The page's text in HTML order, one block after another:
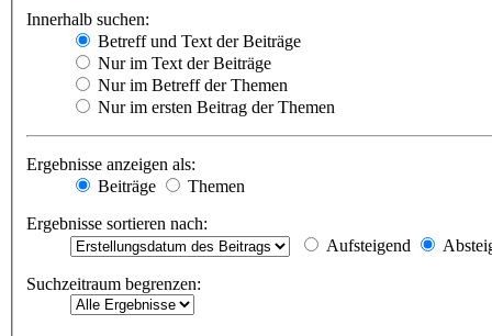
Innerhalb suchen:
Betreff und Text der Beiträge
Nur im Text der Beiträge
Nur im Betreff der Themen
Nur im ersten Beitrag der Themen
Ergebnisse anzeigen als:
Beiträge
Themen
Ergebnisse sortieren nach:
Aufsteigend
Suchzeitraum begrenzen: